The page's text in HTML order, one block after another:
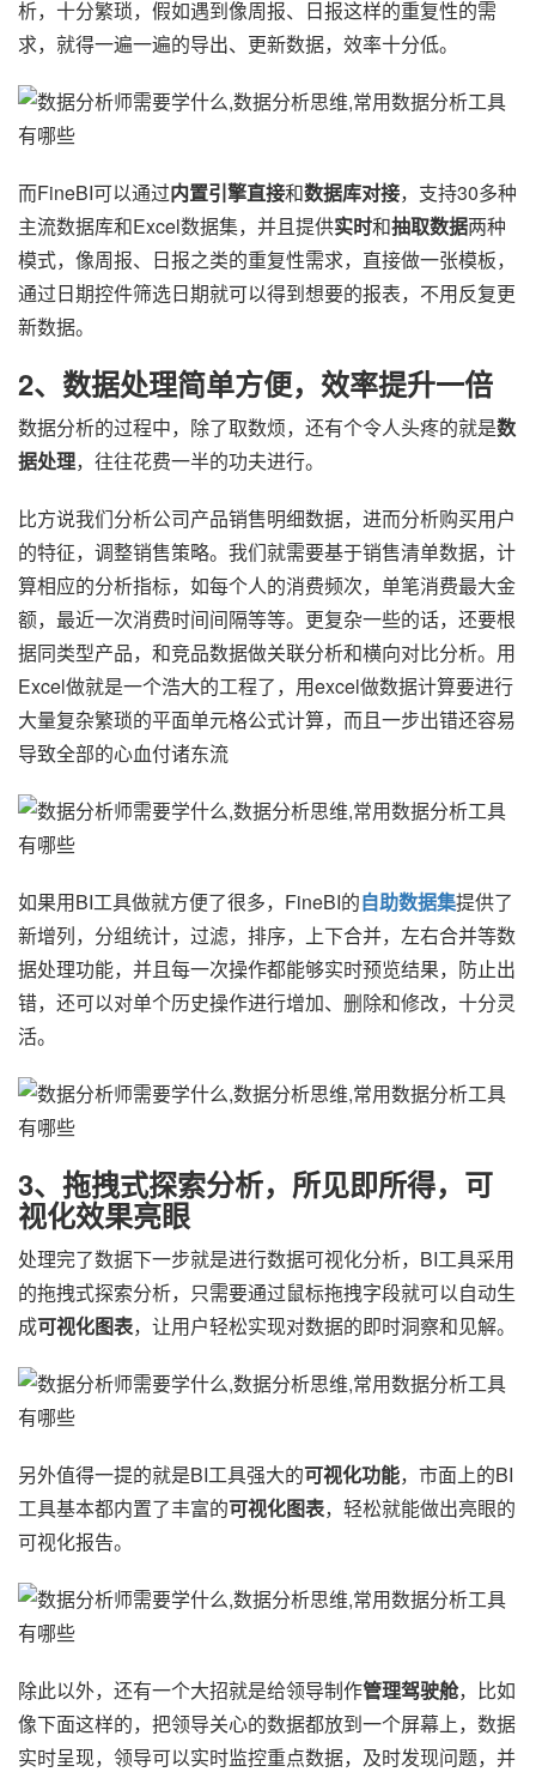
析，十分繁琐，假如遇到像周报、日报这样的重复性的需
求，就得一遍一遍的导出、更新数据，效率十分低。
而FineBI可以通过内置引擎直接和数据库对接，支持30多种
主流数据库和Excel数据集，并且提供实时和抽取数据两种
模式，像周报、日报之类的重复性需求，直接做一张模板，
通过日期控件筛选日期就可以得到想要的报表，不用反复更
新数据。
2、数据处理简单方便，效率提升一倍
数据分析的过程中，除了取数烦，还有个令人头疼的就是数
据处理，往往花费一半的功夫进行。
比方说我们分析公司产品销售明细数据，进而分析购买用户
的特征，调整销售策略。我们就需要基于销售清单数据，计
算相应的分析指标，如每个人的消费频次，单笔消费最大金
额，最近一次消费时间间隔等等。更复杂一些的话，还要根
据同类型产品，和竞品数据做关联分析和横向对比分析。用
Excel做就是一个浩大的工程了，用excel做数据计算要进行
大量复杂繁琐的平面单元格公式计算，而且一步出错还容易
导致全部的心血付诸东流
如果用BI工具做就方便了很多，FineBI的自助数据集提供了
新增列，分组统计，过滤，排序，上下合并，左右合并等数
据处理功能，并且每一次操作都能够实时预览结果，防止出
错，还可以对单个历史操作进行增加、删除和修改，十分灵
活。
3、拖拽式探索分析，所见即所得，可
视化效果亮眼
处理完了数据下一步就是进行数据可视化分析，BI工具采用
的拖拽式探索分析，只需要通过鼠标拖拽字段就可以自动生
成可视化图表，让用户轻松实现对数据的即时洞察和见解。
另外值得一提的就是BI工具强大的可视化功能，市面上的BI
工具基本都内置了丰富的可视化图表，轻松就能做出亮眼的
可视化报告。
除此以外，还有一个大招就是给领导制作管理驾驶舱，比如
像下面这样的，把领导关心的数据都放到一个屏幕上，数据
实时呈现，领导可以实时监控重点数据，及时发现问题，并